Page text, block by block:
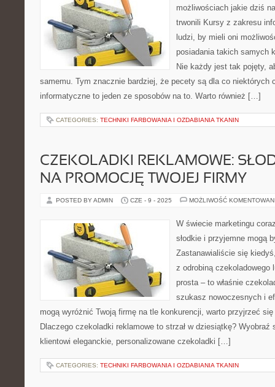
możliwościach jakie dziś
trwonili Kursy z zakresu
ludzi, by mieli oni
posiadania takich samych
Nie każdy jest tak pojęty,
samemu. Tym znacznie bardziej, że pecety są dla co niektórych
informatyczne to jeden ze sposobów na to. Warto również […]
CATEGORIES: TECHNIKI FARBOWANIA I OZDABIANIA TKANIN
CZEKOLADKI REKLAMOWE:
NA PROMOCJĘ TWOJEJ FIRMY
POSTED BY ADMIN CZE - 9 - 2025 MOŻLIWOŚĆ
W świecie marketingu
słodkie i przyjemne mogą
Zastanawialiście się
z odrobiną czekoladowego
prosta – to właśnie
szukasz nowoczesnych i
mogą wyróżnić Twoją firmę na tle konkurencji, warto przyjrzeć
Dlaczego czekoladki reklamowe to strzał w dziesiątkę?
klientowi eleganckie, personalizowane czekoladki […]
CATEGORIES: TECHNIKI FARBOWANIA I OZDABIANIA TKANIN